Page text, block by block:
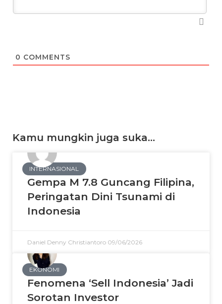
0 COMMENTS
Kamu mungkin juga suka...
INTERNASIONAL
Gempa M 7.8 Guncang Filipina,
Peringatan Dini Tsunami di
Indonesia
Daniel Denny Christiantoro 09/06/2026
EKONOMI
Fenomena ‘Sell Indonesia’ Jadi
Sorotan Investor